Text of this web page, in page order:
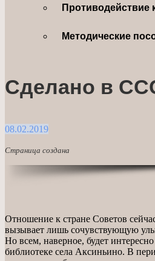
Противодействие
Методические
Сделано в
08.02.2019
Страница создана
Отношение к стране Советов
вызывает лишь сочувствующую
Но всем, наверное, будет
библиотеке села Аксиньино. В